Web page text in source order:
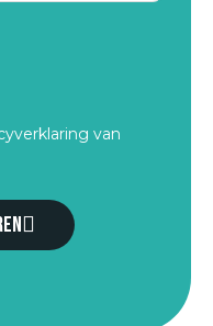
van